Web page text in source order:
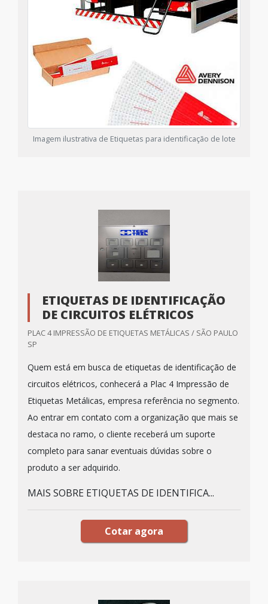
Imagem ilustrativa de Etiquetas para identificação de lote
ETIQUETAS DE IDENTIFICAÇÃO
DE CIRCUITOS ELÉTRICOS
PLAC 4 IMPRESSÃO DE ETIQUETAS METÁLICAS / SÃO PAULO
SP
Quem está em busca de etiquetas de identificação de
circuitos elétricos, conhecerá a Plac 4 Impressão de
Etiquetas Metálicas, empresa referência no segmento.
Ao entrar em contato com a organização que mais se
destaca no ramo, o cliente receberá um suporte
completo para sanar eventuais dúvidas sobre o
produto a ser adquirido.
MAIS SOBRE ETIQUETAS DE IDENTIFICA...
Cotar agora